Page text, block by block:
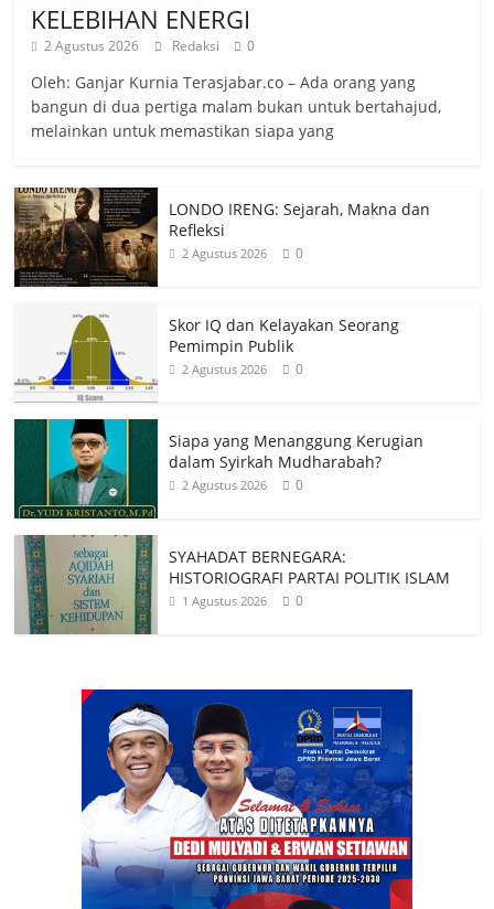
KELEBIHAN ENERGI
2 Agustus 2026 Redaksi 0
Oleh: Ganjar Kurnia Terasjabar.co – Ada orang yang
bangun di dua pertiga malam bukan untuk bertahajud,
melainkan untuk memastikan siapa yang
LONDO IRENG: Sejarah, Makna dan
Refleksi
2 Agustus 2026 0
Skor IQ dan Kelayakan Seorang
Pemimpin Publik
2 Agustus 2026 0
Siapa yang Menanggung Kerugian
dalam Syirkah Mudharabah?
2 Agustus 2026 0
SYAHADAT BERNEGARA:
HISTORIOGRAFI PARTAI POLITIK ISLAM
1 Agustus 2026 0